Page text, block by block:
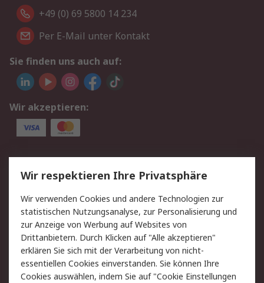
+49 (0) 69 5800 14 234
Per E-Mail unter Kontakt
Sie finden uns auch auf:
Wir akzeptieren:
Service
Value Added Services
Lieferlösungen
Rücksendungen
Kontakt
Hilfe
Privatkunden
Rechtliches
AGB
Datenschutz
Wir respektieren Ihre Privatsphäre
Wir verwenden Cookies und andere Technologien zur
statistischen Nutzungsanalyse, zur Personalisierung und
zur Anzeige von Werbung auf Websites von
Drittanbietern. Durch Klicken auf "Alle akzeptieren"
erklären Sie sich mit der Verarbeitung von nicht-
essentiellen Cookies einverstanden. Sie können Ihre
Cookies auswählen, indem Sie auf "Cookie Einstellungen